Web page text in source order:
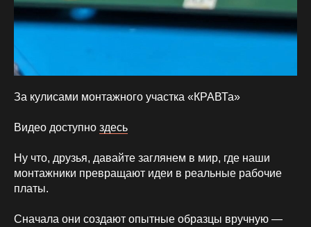
За кулисами монтажного участка «КРАВТа»
Видео доступно здесь
Ну что, друзья, давайте заглянем в мир, где наши
монтажники превращают идеи в реальные рабочие
платы.
Сначала они создают опытные образцы вручную —